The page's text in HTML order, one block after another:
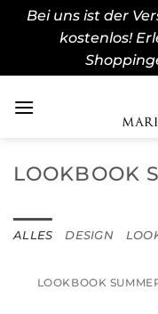
Bei uns ist der
kostenlos!
Inhalt
LOOKBOOK
ALLES DESIGN
LOOKBOOK